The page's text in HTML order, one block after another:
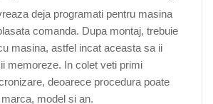
deja programati pentru masina
comanda. Dupa montaj, trebuie
masina, astfel incat aceasta sa ii
memoreze. In colet veti primi
deoarece procedura poate
model si an.